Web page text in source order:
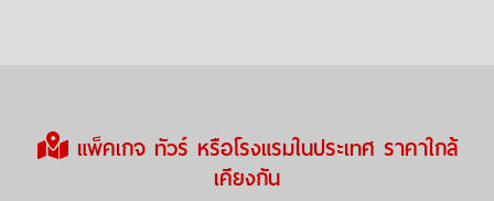
แพ็คเกจ ทัวร์ หรือโรงแรมในประเทศ ราคาใกล้
เคียงกัน